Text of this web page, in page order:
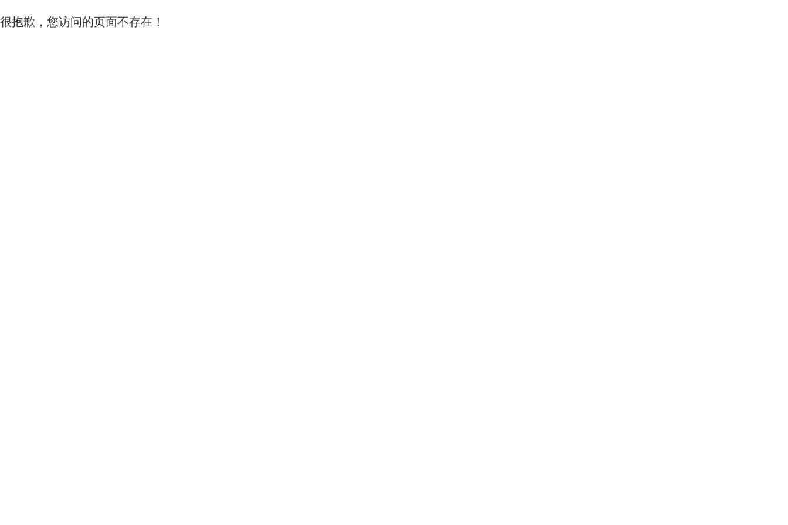
很抱歉，您访问的页面不存在！